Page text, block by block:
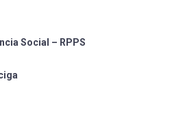
Social – RPPS